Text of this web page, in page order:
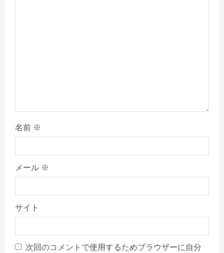
名前 ※
メール ※
サイト
次回のコメントで使用するためブラウザーに自分